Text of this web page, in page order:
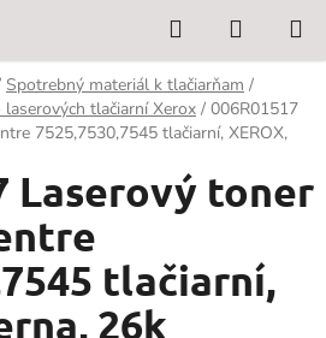
Hľadať
KOŠÍK
Spotrebný materiál k tlačiarňam /
tlačiarní Xerox / 006R01517
7525,7530,7545 tlačiarní, XEROX,
Laserový toner
tlačiarní,
26k